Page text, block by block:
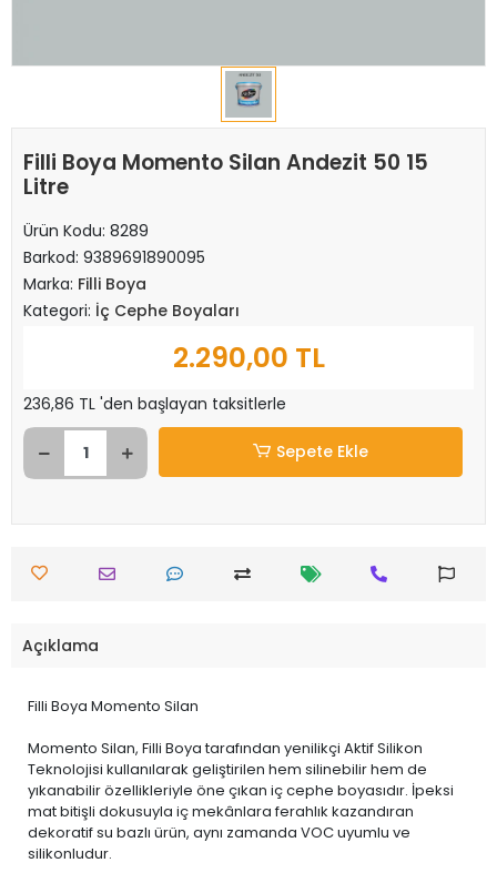
Filli Boya Momento Silan Andezit 50 15
Litre
Ürün Kodu: 8289
Barkod: 9389691890095
Marka: Filli Boya
Kategori: İç Cephe Boyaları
2.290,00 TL
236,86 TL 'den başlayan taksitlerle
Sepete Ekle
Açıklama
Filli Boya Momento Silan
Momento Silan, Filli Boya tarafından yenilikçi Aktif Silikon
Teknolojisi kullanılarak geliştirilen hem silinebilir hem de
yıkanabilir özellikleriyle öne çıkan iç cephe boyasıdır. İpeksi
mat bitişli dokusuyla iç mekânlara ferahlık kazandıran
dekoratif su bazlı ürün, aynı zamanda VOC uyumlu ve
silikonludur.